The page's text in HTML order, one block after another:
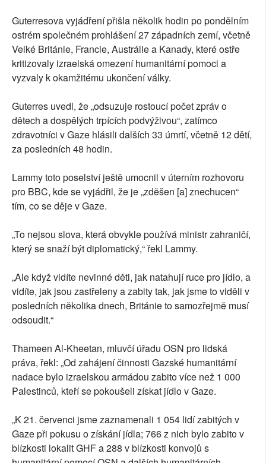
Guterresova vyjádření přišla několik hodin po pondělním
ostrém společném prohlášení 27 západních zemí, včetně
Velké Británie, Francie, Austrálie a Kanady, které ostře
kritizovaly izraelská omezení humanitární pomoci a
vyzvaly k okamžitému ukončení války.
Guterres uvedl, že „odsuzuje rostoucí počet zpráv o
dětech a dospělých trpících podvýživou“, zatímco
zdravotníci v Gaze hlásili dalších 33 úmrtí, včetně 12 dětí,
za posledních 48 hodin.
Lammy toto poselství ještě umocnil v úterním rozhovoru
pro BBC, kde se vyjádřil, že je „zděšen [a] znechucen“
tím, co se děje v Gaze.
„To nejsou slova, která obvykle používá ministr zahraničí,
který se snaží být diplomatický,“ řekl Lammy.
„Ale když vidíte nevinné děti, jak natahují ruce pro jídlo, a
vidíte, jak jsou zastřeleny a zabity tak, jak jsme to viděli v
posledních několika dnech, Británie to samozřejmě musí
odsoudit.“
Thameen Al-Kheetan, mluvčí úřadu OSN pro lidská
práva, řekl: „Od zahájení činnosti Gazské humanitární
nadace bylo izraelskou armádou zabito více než 1 000
Palestinců, kteří se pokoušeli získat jídlo v Gaze.
„K 21. červenci jsme zaznamenali 1 054 lidí zabitých v
Gaze při pokusu o získání jídla; 766 z nich bylo zabito v
blízkosti lokalit GHF a 288 v blízkosti konvojů s